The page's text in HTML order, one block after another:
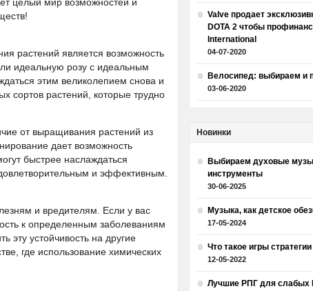
растений является возможность
идеальную розу с идеальным
этим великолепием снова и
сортов растений, которые трудно
от выращивания растений из
дает возможность
быстрее наслаждаться
и эффективным.
и вредителям. Если у вас
к определенным заболеваниям
эту устойчивость на другие
где использование химических
Valve продает
DOTA 2 чтобы
International
04-07-2020
Велосипед: выбираем и
03-06-2020
Новинки
Выбираем духовые
инструменты
30-06-2025
Музыка, как детское
17-05-2024
Что такое игры
12-05-2022
Лучшие РПГ для слабых